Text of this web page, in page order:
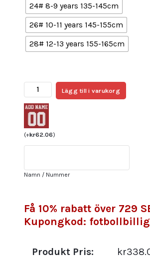
24# 8-9 years 135-145cm
26# 10-11 years 145-155cm
28# 12-13 years 155-165cm
Köpa
Billiga Fotbollströjor
Barn
Inter
Miami
CF
2025/26
Shorts
mängd
Lägg till i varukorg
(+kr62.06)
Namn / Nummer
Få 10% rabatt över 729
Kupongkod:
Produkt Pris: